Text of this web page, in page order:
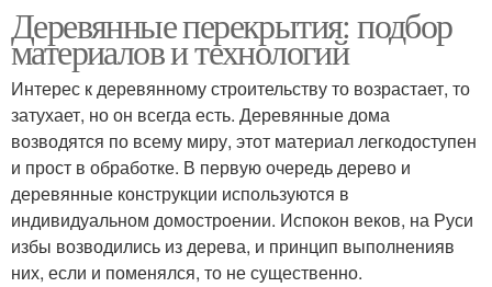
Деревянные перекрытия: подбор
материалов и технологий
Интерес к деревянному строительству то возрастает, то
затухает, но он всегда есть. Деревянные дома
возводятся по всему миру, этот материал легкодоступен
и прост в обработке. В первую очередь дерево и
деревянные конструкции используются в
индивидуальном домостроении. Испокон веков, на Руси
избы возводились из дерева, и принцип выполненияв
них, если и поменялся, то не существенно.